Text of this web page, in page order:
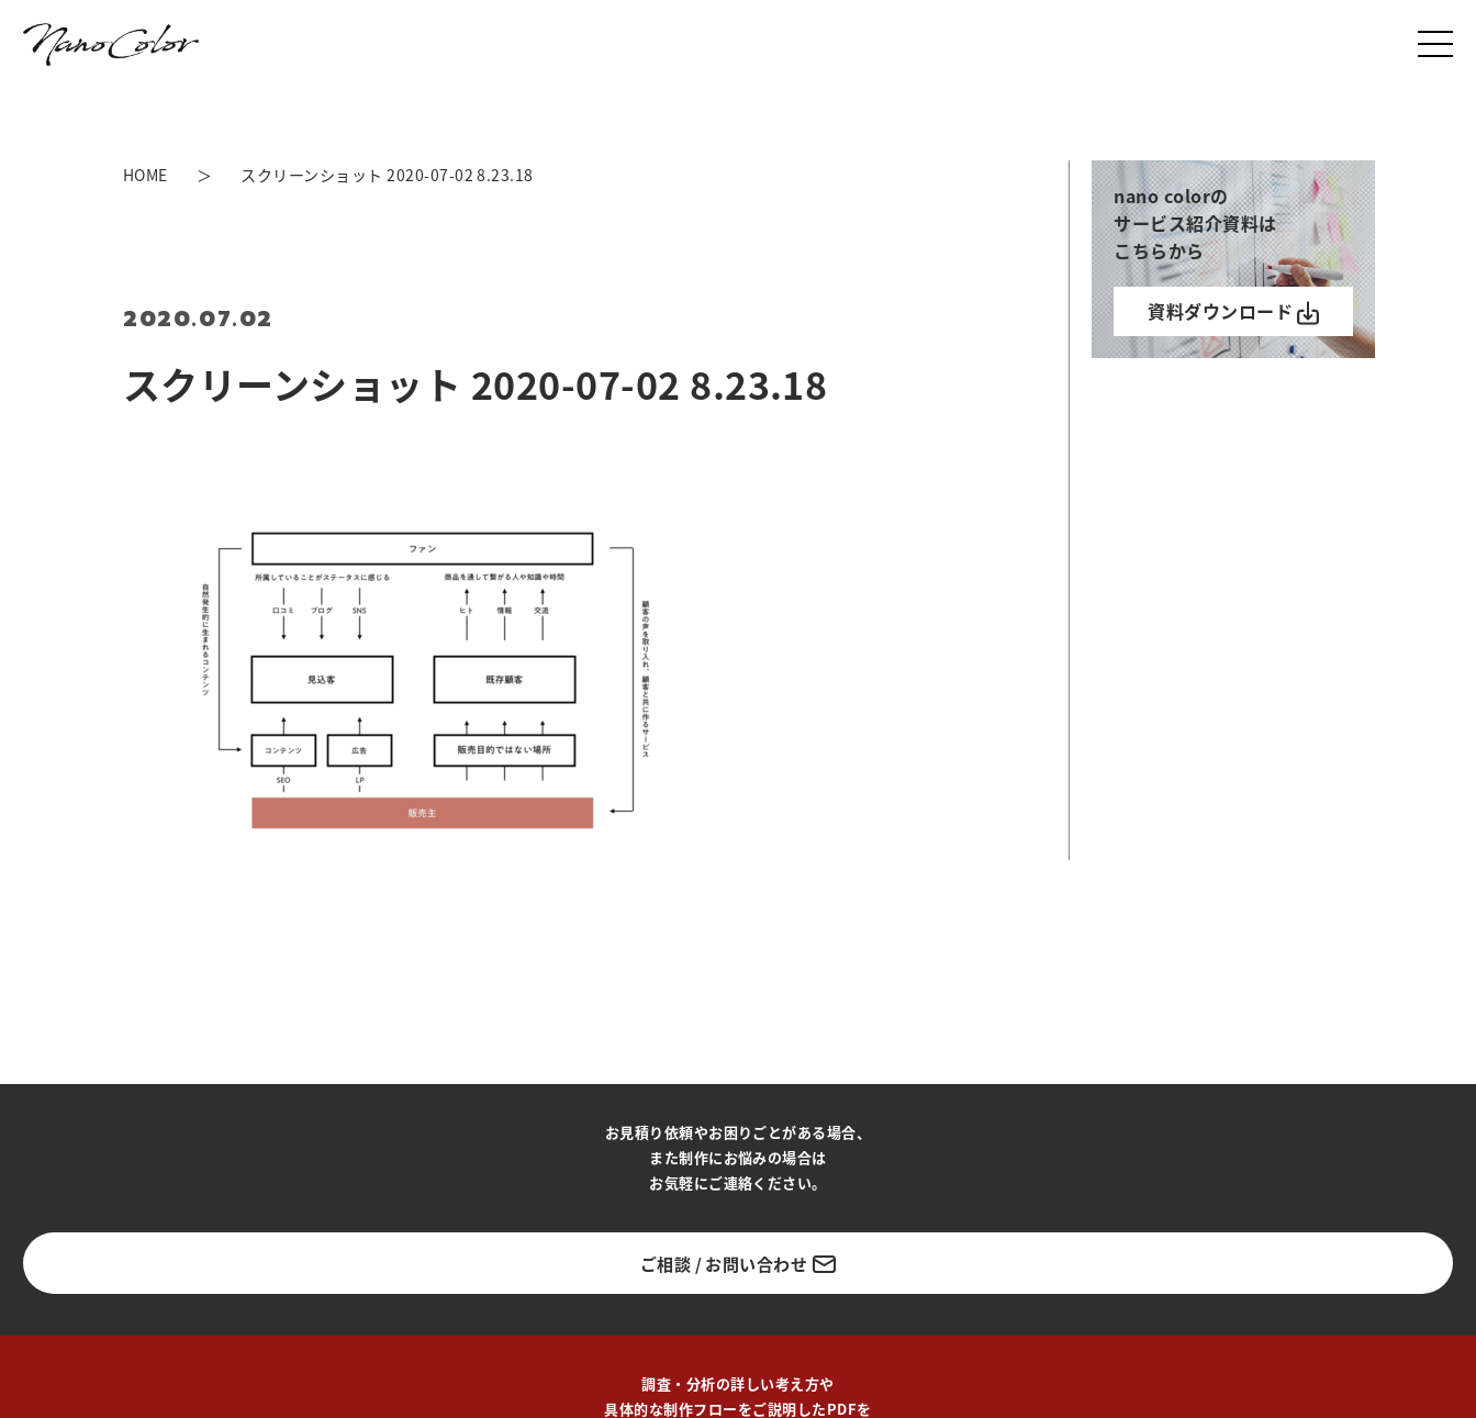
スクリーンショット 2020-07-02 8.23.18
2020.07.02
HOME スクリーンショット 2020-07-02 8.23.18
nano colorの
サービス紹介資料は
こちらから
資料ダウンロード
お見積り依頼やお困りごとがある場合、
また制作にお悩みの場合は
お気軽にご連絡ください。
ご相談 / お問い合わせ
調査・分析の詳しい考え方や
具体的な制作フローをご説明したPDFを